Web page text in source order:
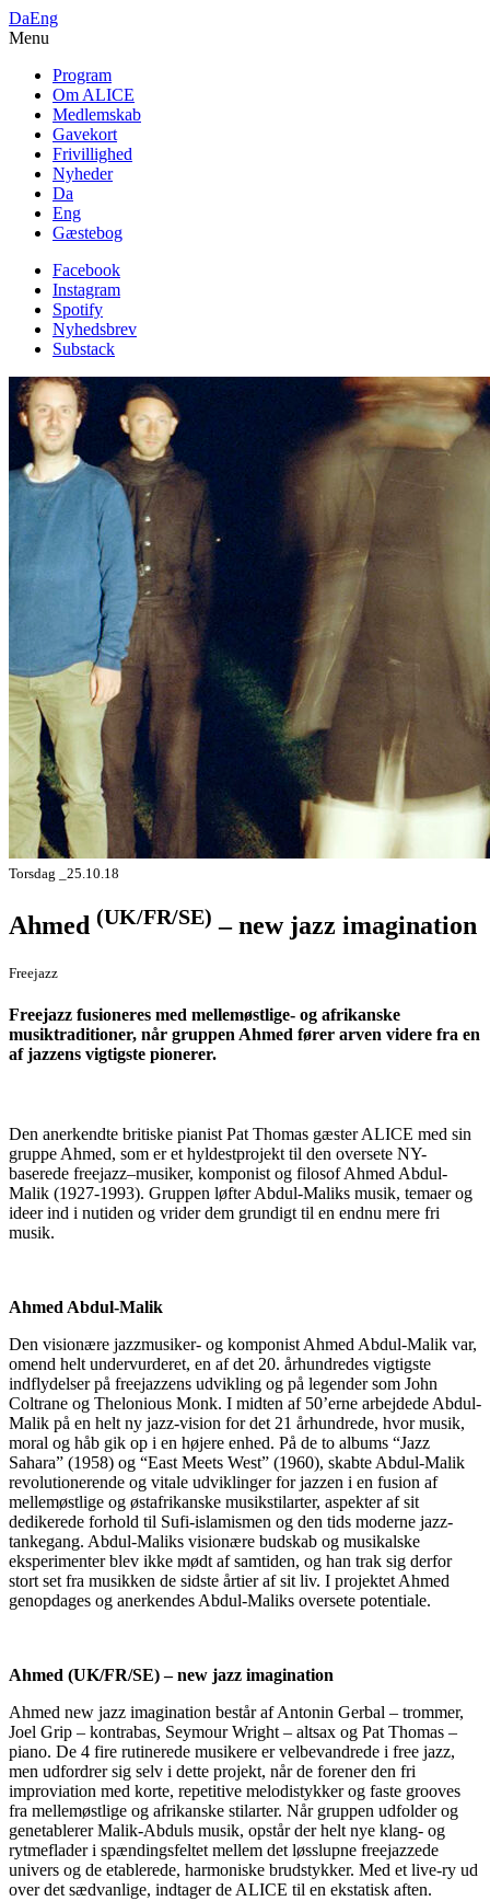
DaEng
Menu
Program
Om ALICE
Medlemskab
Gavekort
Frivillighed
Nyheder
Da
Eng
Gæstebog
Facebook
Instagram
Spotify
Nyhedsbrev
Substack
Torsdag _25.10.18
Ahmed (UK/FR/SE) – new jazz imagination
Freejazz
Freejazz fusioneres med mellemøstlige- og afrikanske
musiktraditioner, når gruppen Ahmed fører arven videre fra en
af jazzens vigtigste pionerer.
Den anerkendte britiske pianist Pat Thomas gæster ALICE med sin
gruppe Ahmed, som er et hyldestprojekt til den oversete NY-
baserede freejazz–musiker, komponist og filosof Ahmed Abdul-
Malik (1927-1993). Gruppen løfter Abdul-Maliks musik, temaer og
ideer ind i nutiden og vrider dem grundigt til en endnu mere fri
musik.
Ahmed Abdul-Malik
Den visionære jazzmusiker- og komponist Ahmed Abdul-Malik var,
omend helt undervurderet, en af det 20. århundredes vigtigste
indflydelser på freejazzens udvikling og på legender som John
Coltrane og Thelonious Monk. I midten af 50’erne arbejdede Abdul-
Malik på en helt ny jazz-vision for det 21 århundrede, hvor musik,
moral og håb gik op i en højere enhed. På de to albums “Jazz
Sahara” (1958) og “East Meets West” (1960), skabte Abdul-Malik
revolutionerende og vitale udviklinger for jazzen i en fusion af
mellemøstlige og østafrikanske musikstilarter, aspekter af sit
dedikerede forhold til Sufi-islamismen og den tids moderne jazz-
tankegang. Abdul-Maliks visionære budskab og musikalske
eksperimenter blev ikke mødt af samtiden, og han trak sig derfor
stort set fra musikken de sidste årtier af sit liv. I projektet Ahmed
genopdages og anerkendes Abdul-Maliks oversete potentiale.
Ahmed (UK/FR/SE) – new jazz imagination
Ahmed new jazz imagination består af Antonin Gerbal – trommer,
Joel Grip – kontrabas, Seymour Wright – altsax og Pat Thomas –
piano. De 4 fire rutinerede musikere er velbevandrede i free jazz,
men udfordrer sig selv i dette projekt, når de forener den fri
improviation med korte, repetitive melodistykker og faste grooves
fra mellemøstlige og afrikanske stilarter. Når gruppen udfolder og
genetablerer Malik-Abduls musik, opstår der helt nye klang- og
rytmeflader i spændingsfeltet mellem det løsslupne freejazzede
univers og de etablerede, harmoniske brudstykker. Med et live-ry ud
over det sædvanlige, indtager de ALICE til en ekstatisk aften.